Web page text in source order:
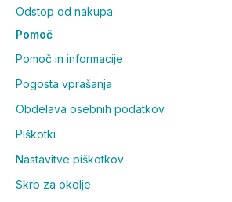
Odstop od nakupa
Pomoč
Pomoč in informacije
Pogosta vprašanja
Obdelava osebnih podatkov
Piškotki
Nastavitve piškotkov
Skrb za okolje